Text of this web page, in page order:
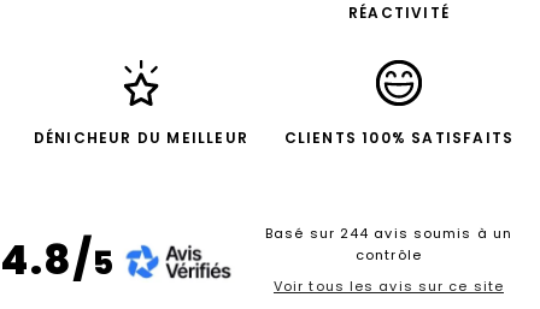
RÉACTIVITÉ
DÉNICHEUR DU MEILLEUR CLIENTS 100% SATISFAITS
4.8/5
Basé sur 244 avis soumis à un
contrôle
Voir tous les avis sur ce site